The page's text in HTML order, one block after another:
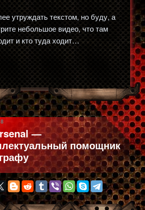
утруждать текстом, но буду, а
небольшое видео, что там
и кто туда ходит…
—
помощник